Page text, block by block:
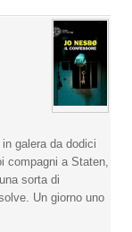
galera da dodici
compagni a Staten,
sorta di
Un giorno uno